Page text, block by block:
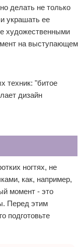
делать не только
украшать ее
художественными
на выступающем
техник: "битое
дизайн
ногтях, не
как, например,
момент - это
Перед этим
подготовьте